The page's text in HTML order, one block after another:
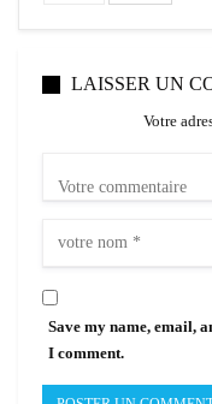
LAISSER UN
Votre
Save my name, email,
I comment.